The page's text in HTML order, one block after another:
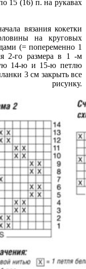
15 (16) п. на рукавах
вязания кокетки
на круговых
(= попеременно 1
2-го размера в 1 -м
14-ю и 15-ю петлю
3 см закрыть все